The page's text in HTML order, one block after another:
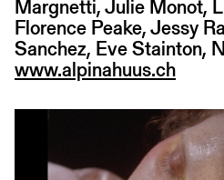
Margnetti, Julie Monot,
Florence Peake, Jessy
Sanchez, Eve Stainton,
www.alpinahuus.ch